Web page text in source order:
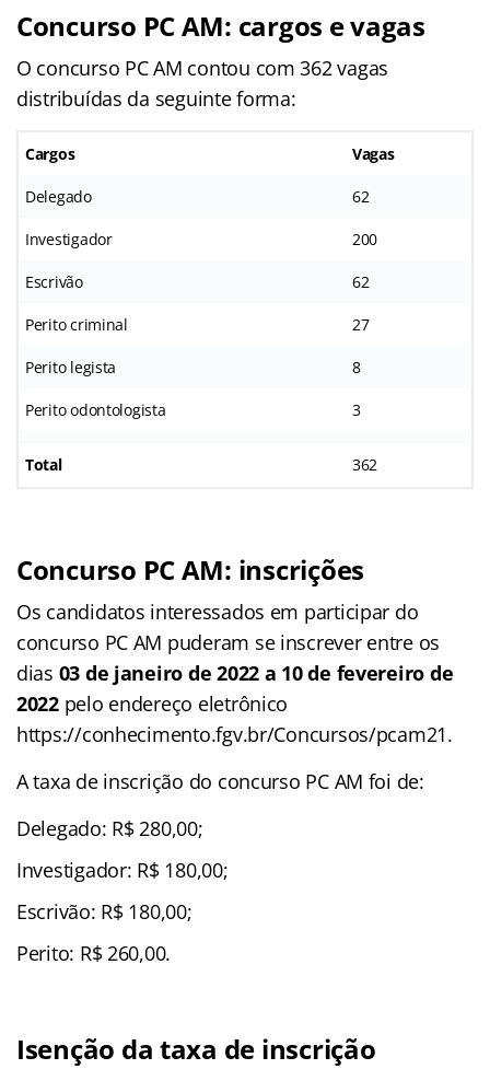
Concurso PC AM: cargos e vagas
O concurso PC AM contou com 362 vagas
distribuídas da seguinte forma:
Cargos Vagas
Delegado 62
Investigador 200
Escrivão 62
Perito criminal 27
Perito legista 8
Perito odontologista 3
Total 362
Concurso PC AM: inscrições
Os candidatos interessados em participar do
concurso PC AM puderam se inscrever entre os
dias 03 de janeiro de 2022 a 10 de fevereiro de
2022pelo endereço eletrônico
https://conhecimento.fgv.br/Concursos/pcam21.
A taxa de inscrição do concurso PC AM foi de:
Delegado: R$ 280,00;
Investigador: R$ 180,00;
Escrivão: R$ 180,00;
Perito: R$ 260,00.
Isenção da taxa de inscrição